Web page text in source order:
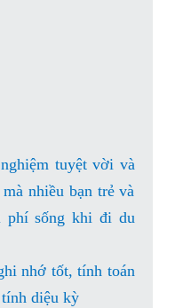
tuyệt vời và
nhiều bạn trẻ và
phí sống khi đi du
nhớ tốt, tính toán
diệu kỳ